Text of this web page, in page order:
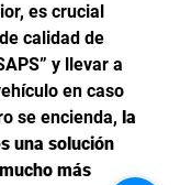
es crucial
calidad de
y llevar a
en caso
se encienda, la
una solución
más